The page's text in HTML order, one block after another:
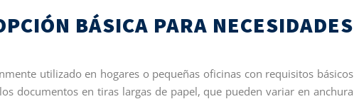
BÁSICA PARA NECESIDADES
utilizado en hogares o pequeñas oficinas con requisitos básicos
documentos en tiras largas de papel, que pueden variar en anchura